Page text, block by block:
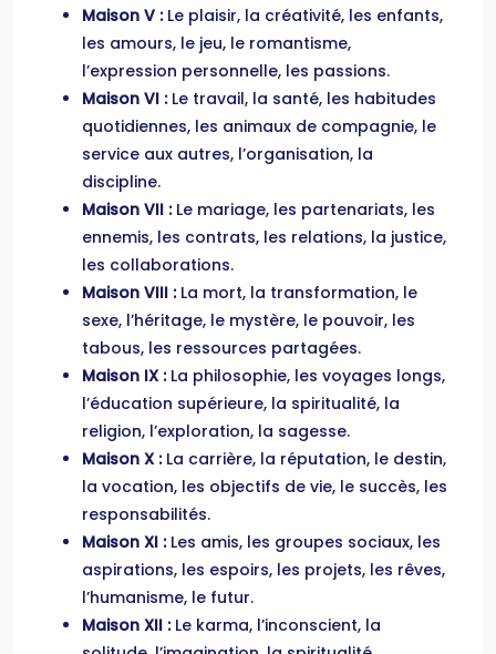
Maison V : Le plaisir, la créativité, les enfants,
les amours, le jeu, le romantisme,
l’expression personnelle, les passions.
Maison VI : Le travail, la santé, les habitudes
quotidiennes, les animaux de compagnie, le
service aux autres, l’organisation, la
discipline.
Maison VII : Le mariage, les partenariats, les
ennemis, les contrats, les relations, la justice,
les collaborations.
Maison VIII : La mort, la transformation, le
sexe, l’héritage, le mystère, le pouvoir, les
tabous, les ressources partagées.
Maison IX : La philosophie, les voyages longs,
l’éducation supérieure, la spiritualité, la
religion, l’exploration, la sagesse.
Maison X : La carrière, la réputation, le destin,
la vocation, les objectifs de vie, le succès, les
responsabilités.
Maison XI : Les amis, les groupes sociaux, les
aspirations, les espoirs, les projets, les rêves,
l’humanisme, le futur.
Maison XII : Le karma, l’inconscient, la